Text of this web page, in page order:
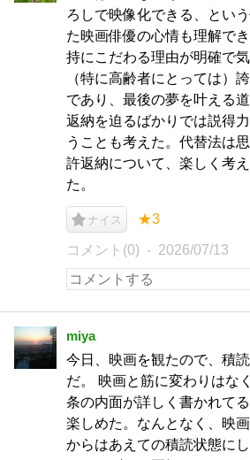
ろしで映像化できる、とい
た映画俳優の心情も理解で
持にこだわる理由が明確で
（特に高齢者にとっては）
であり、最後の夢を叶える
返納を迫るばかりでは説得
うことも考えた。代替法は
許返納について、楽しく考
た。
ナイス ★3
コメント(0) 2026/07/13
miya
今日、映画を観たので、積
だ。 映画と筋に変わりはな
条の内面が詳しく書かれて
楽しめた。なんとなく、映
からはあえての積読状態に